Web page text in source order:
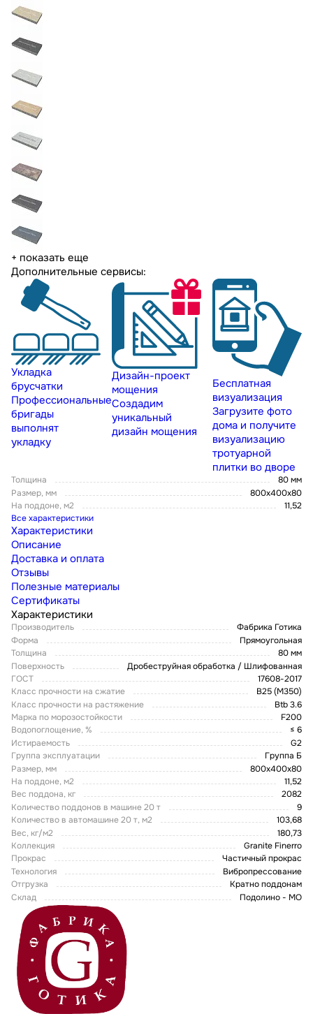
+ показать еще
Дополнительные сервисы:
Укладка
брусчатки
Профессиональные
бригады
выполнят
укладку
Дизайн-проект
мощения
Создадим
уникальный
дизайн мощения
Бесплатная
визуализация
Загрузите фото
дома и получите
визуализацию
тротуарной
плитки во дворе
Толщина
80 мм
Размер, мм
800x400x80
На поддоне, м2
11,52
Все характеристики
Характеристики
Описание
Доставка и оплата
Отзывы
Полезные материалы
Сертификаты
Характеристики
Производитель
Фабрика Готика
Форма
Прямоугольная
Толщина
80 мм
Поверхность
Дробеструйная обработка / Шлифованная
ГОСТ
17608-2017
Класс прочности на сжатие
В25 (М350)
Класс прочности на растяжение
Btb 3.6
Марка по морозостойкости
F200
Водопоглощение, %
≤ 6
Истираемость
G2
Группа эксплуатации
Группа Б
Размер, мм
800x400x80
На поддоне, м2
11,52
Вес поддона, кг
2082
Количество поддонов в машине 20 т
9
Количество в автомашине 20 т, м2
103,68
Вес, кг/м2
180,73
Коллекция
Granite Finerro
Прокрас
Частичный прокрас
Технология
Вибропрессование
Отгрузка
Кратно поддонам
Склад
Подолино - МО